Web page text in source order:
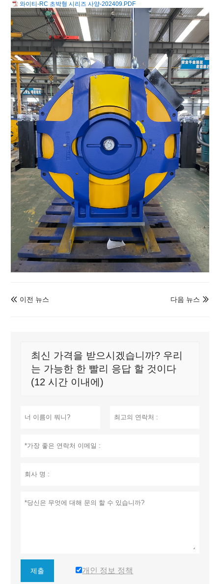
와이티-RC 초박형 시리즈 사양-202409.PDF
 이전 뉴스 
다음 뉴스
최신 가격을 받으시겠습니까? 우리
는 가능한 한 빨리 응답 할 것이다
(12 시간 이내에)
제출 개인 정보 정책